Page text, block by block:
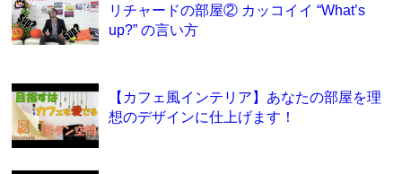
リチャードの部屋② カッコイイ “What’s
up?” の言い方
【カフェ風インテリア】あなたの部屋を理
想のデザインに仕上げます！